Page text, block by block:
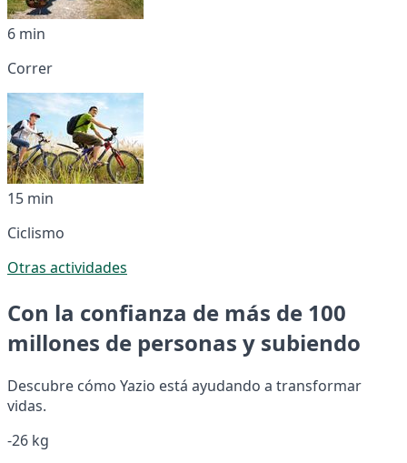
6 min
Correr
15 min
Ciclismo
Otras actividades
Con la confianza de más de 100
millones de personas y subiendo
Descubre cómo Yazio está ayudando a transformar
vidas.
-26 kg